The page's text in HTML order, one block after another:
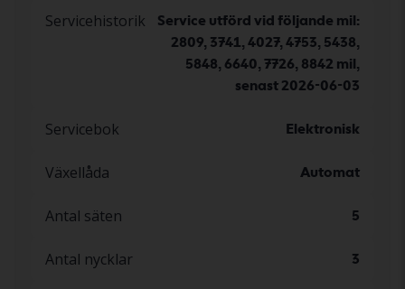
Servicehistorik
Service utförd vid följande mil:
2809, 3741, 4027, 4753, 5438,
5848, 6640, 7726, 8842 mil,
senast 2026-06-03
Servicebok Elektronisk
Växellåda Automat
Antal säten 5
Antal nycklar 3